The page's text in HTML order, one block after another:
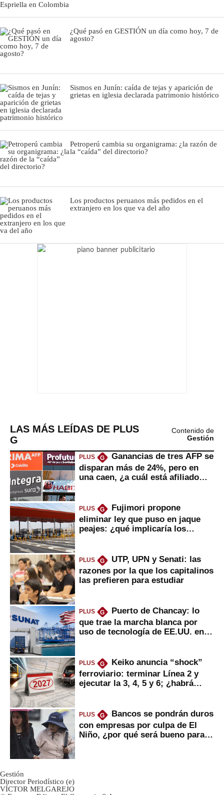
¿Qué pasó en GESTIÓN un día como hoy, 7 de
agosto?
Sismos en Junín: caída de tejas y aparición de
grietas en iglesia declarada patrimonio histórico
Petroperú cambia su organigrama: ¿la razón de
la “caída” del directorio?
Los productos peruanos más pedidos en el
extranjero en los que va del año
LAS MÁS LEÍDAS DE PLUS
G
Contenido de
Gestión
PLUS G
Ganancias de tres AFP se
disparan más de 24%, pero en
una caen, ¿a cuál está afiliado
PLUS G
Fujimori propone
eliminar ley que puso en jaque
peajes: ¿qué implicaría los
PLUS G
UTP, UPN y Senati: las
razones por la que los capitalinos
las prefieren para estudiar
PLUS G
Puerto de Chancay: lo
que trae la marcha blanca por
uso de tecnología de EE.UU. en
PLUS G
Keiko anuncia “shock”
ferroviario: terminar Línea 2 y
ejecutar la 3, 4, 5 y 6; ¿habrá
PLUS G
Bancos se pondrán duros
con empresas por culpa de El
Niño, ¿por qué será bueno para
Gestión
Director Periodístico (e)
VÍCTOR MELGAREJO